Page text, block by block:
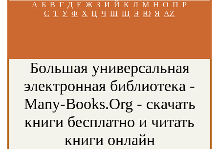
А Б В Г Д Е Ж З И Й К Л М Н О П Р
С Т У Ф Х Ц Ч Ш Щ Э Ю Я AZ
Большая универсальная
электронная библиотека -
Many-Books.Org - скачать
книги бесплатно и читать
книги онлайн